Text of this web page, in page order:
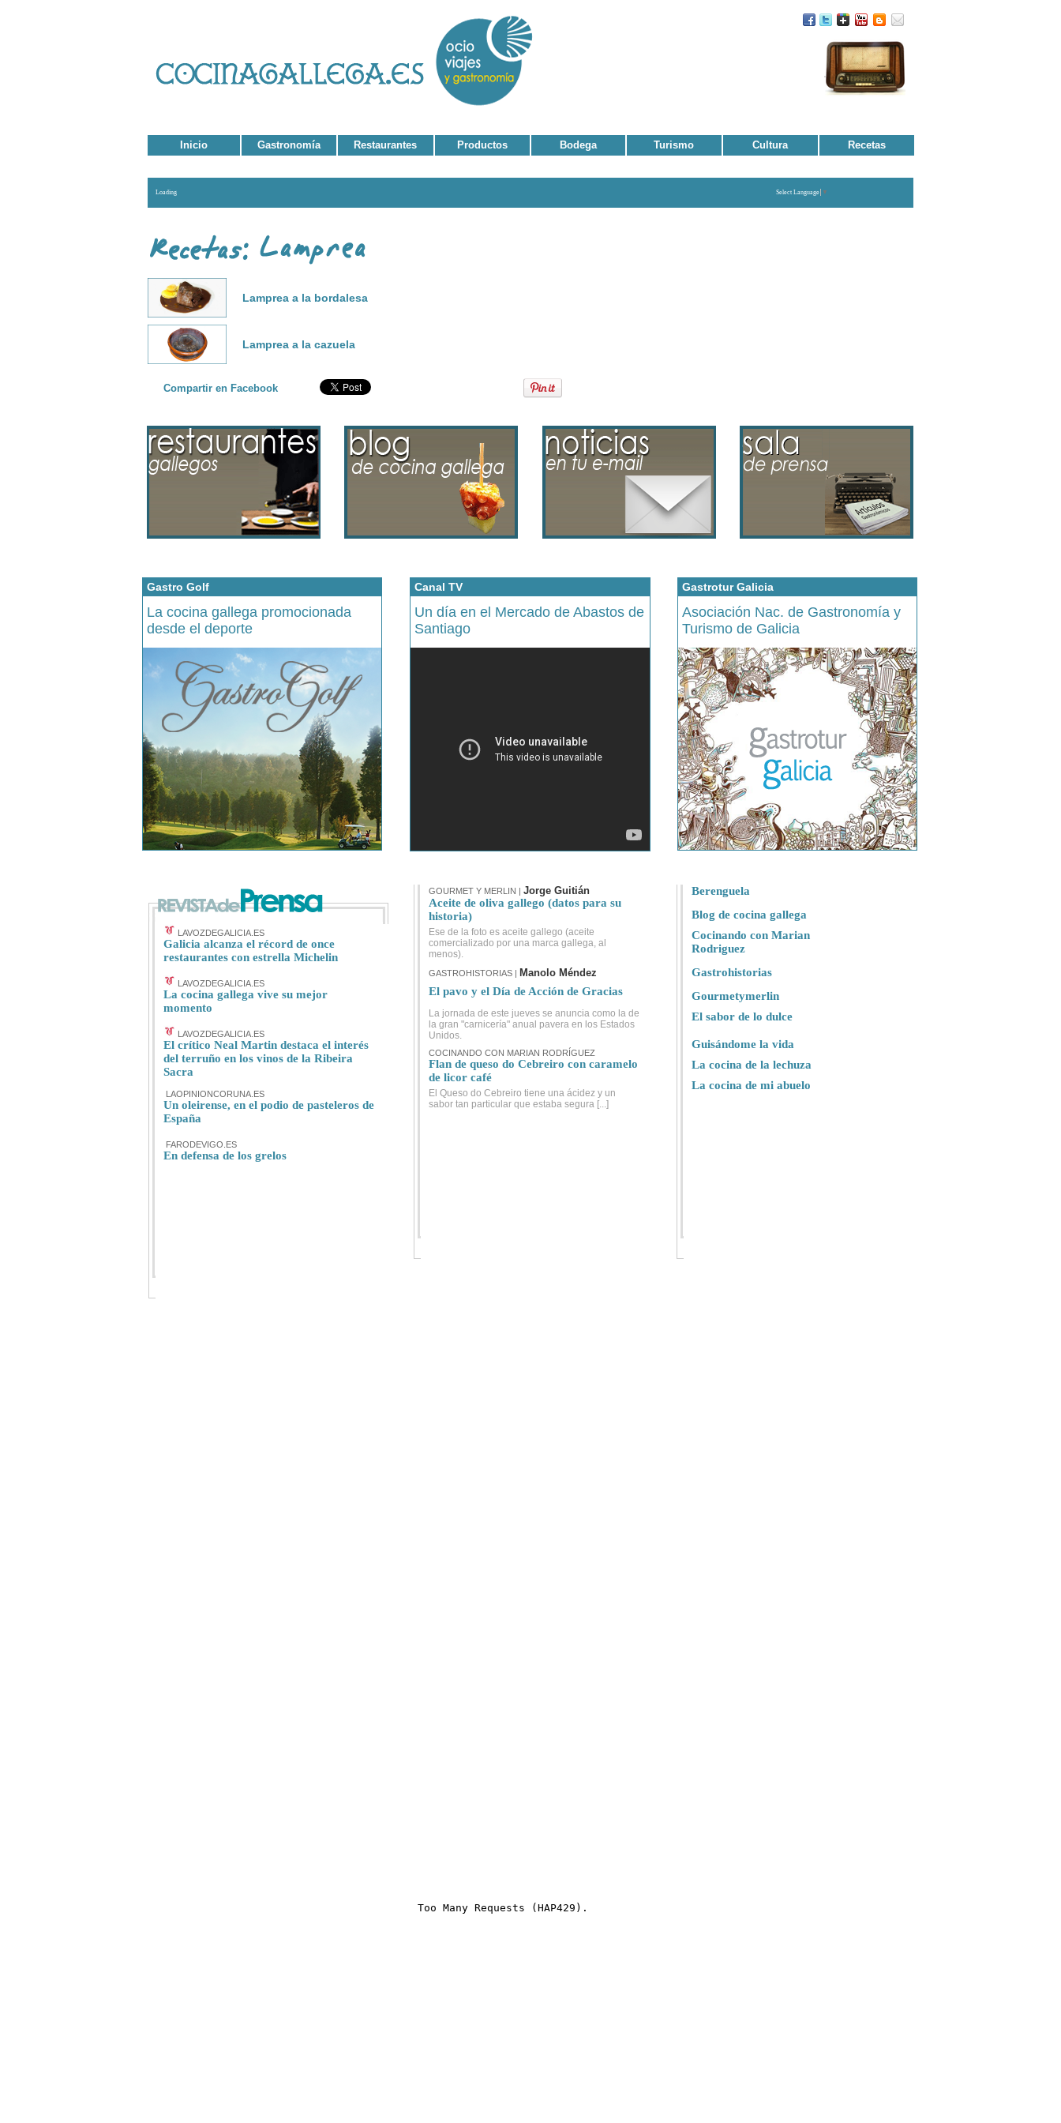
Inicio Gastronomía Restaurantes Productos Bodega Turismo Cultura Recetas
Loading Select Language ▼
Lamprea a la bordalesa
Lamprea a la cazuela
Compartir en Facebook
Gastro Golf
La cocina gallega promocionada
desde el deporte
Canal TV
Un día en el Mercado de Abastos de
Santiago
Gastrotur Galicia
Asociación Nac. de Gastronomía y
Turismo de Galicia
LAVOZDEGALICIA.ES
Galicia alcanza el récord de once
restaurantes con estrella Michelin
LAVOZDEGALICIA.ES
La cocina gallega vive su mejor
momento
LAVOZDEGALICIA.ES
El crítico Neal Martin destaca el interés
del terruño en los vinos de la Ribeira
Sacra
LAOPINIONCORUNA.ES
Un oleirense, en el podio de pasteleros de
España
FARODEVIGO.ES
En defensa de los grelos
GOURMET Y MERLIN | Jorge Guitián
Aceite de oliva gallego (datos para su
historia)
Ese de la foto es aceite gallego (aceite
comercializado por una marca gallega, al
menos).
GASTROHISTORIAS | Manolo Méndez
El pavo y el Día de Acción de Gracias
La jornada de este jueves se anuncia como la de
la gran "carnicería" anual pavera en los Estados
Unidos.
COCINANDO CON MARIAN RODRÍGUEZ
Flan de queso do Cebreiro con caramelo
de licor café
El Queso do Cebreiro tiene una ácidez y un
sabor tan particular que estaba segura [...]
Berenguela
Blog de cocina gallega
Cocinando con Marian
Rodriguez
Gastrohistorias
Gourmetymerlin
El sabor de lo dulce
Guisándome la vida
La cocina de la lechuza
La cocina de mi abuelo